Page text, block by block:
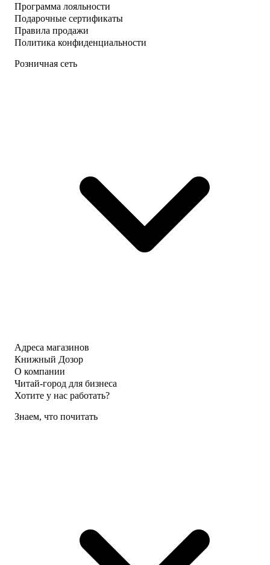
Программа лояльности
Подарочные сертификаты
Правила продажи
Политика конфиденциальности
Розничная сеть
Адреса магазинов
Книжный Дозор
О компании
Читай-город для бизнеса
Хотите у нас работать?
Знаем, что почитать